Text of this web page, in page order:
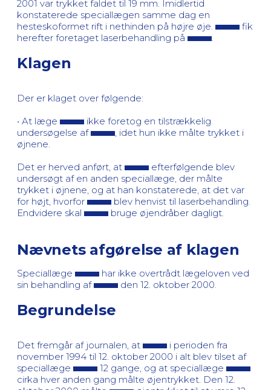
2001 var trykket faldet til 19 mm. Imidlertid
konstaterede speciallægen samme dag en
hesteskoformet rift i nethinden på højre øje.
fik
herefter foretaget laserbehandling på
Klagen
Der er klaget over følgende:
• At læge
ikke foretog en tilstrækkelig
undersøgelse af
, idet hun ikke målte trykket i
øjnene.
Det er herved anført, at
efterfølgende blev
undersøgt af en anden speciallæge, der målte
trykket i øjnene, og at han konstaterede, at det var
for højt, hvorfor
blev henvist til laserbehandling.
Endvidere skal
bruge øjendråber dagligt.
Nævnets afgørelse af klagen
Speciallæge
har ikke overtrådt lægeloven ved
sin behandling af
den 12. oktober 2000.
Begrundelse
Det fremgår af journalen, at
i perioden fra
november 1994 til 12. oktober 2000 i alt blev tilset af
speciallæge
12 gange, og at speciallæge
cirka hver anden gang målte øjentrykket. Den 12.